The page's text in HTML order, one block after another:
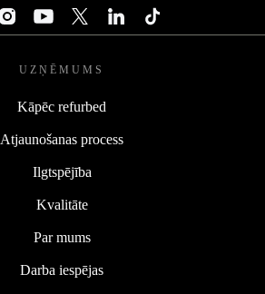
UZŅĒMUMS
Kāpēc refurbed
Atjaunošanas process
Ilgtspējība
Kvalitāte
Par mums
Darba iespējas